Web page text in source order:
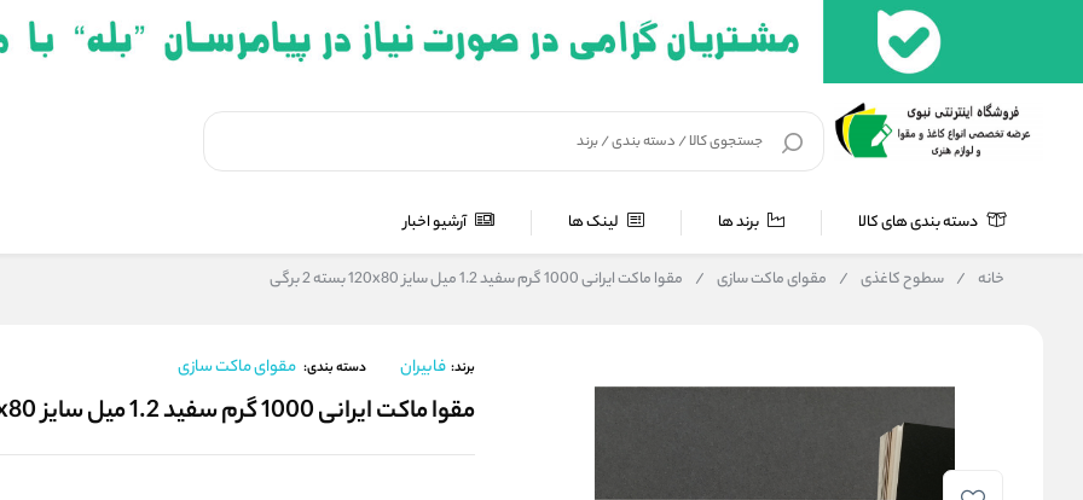
دسته بندی های کالا برند ها لینک ها آرشیو اخبار
خانه / سطوح کاغذی / مقوای ماکت سازی / مقوا ماکت ایرانی 1000 گرم سفید 1.2 میل سایز 120x80 بسته 2 برگی
برند: فابیران دسته بندی: مقوای ماکت سازی
مقوا ماکت ایرانی 1000 گرم سفید 1.2 میل سایز 120x80 بسته 2 برگی